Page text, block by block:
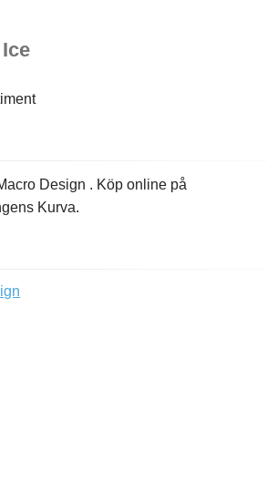
Design . Köp online på
Kurva.